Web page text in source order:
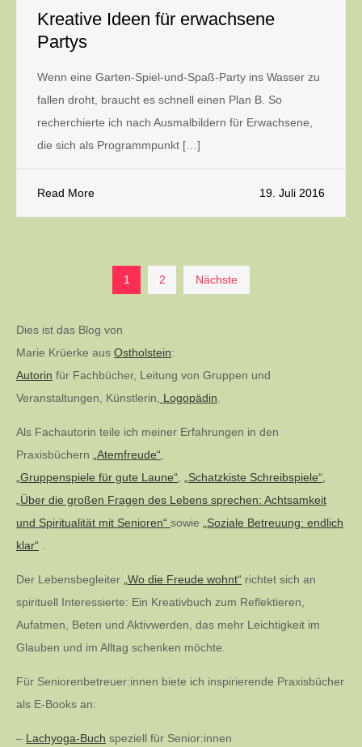
Kreative Ideen für erwachsene
Partys
Wenn eine Garten-Spiel-und-Spaß-Party ins Wasser zu
fallen droht, braucht es schnell einen Plan B. So
recherchierte ich nach Ausmalbildern für Erwachsene,
die sich als Programmpunkt […]
Read More 19. Juli 2016
Seitennummerierung
der
Beiträge
1 2 Nächste
Dies ist das Blog von
Marie Krüerke aus Ostholstein:
Autorin für Fachbücher, Leitung von Gruppen und
Veranstaltungen, Künstlerin,
Logopädin
Als Fachautorin teile ich meiner Erfahrungen in den
Praxisbüchern
„Atemfreude“
„Gruppenspiele für gute Laune“
„Schatzkiste Schreibspiele“,
„Über die großen Fragen des Lebens sprechen: Achtsamkeit
und Spiritualität mit Senioren“ sowie
„Soziale Betreuung: endlich
klar“
Der Lebensbegleiter „Wo die Freude wohnt“ richtet sich an
spirituell Interessierte: Ein Kreativbuch zum Reflektieren,
Aufatmen, Beten und Aktivwerden, das mehr Leichtigkeit im
Glauben und im Alltag schenken möchte.
Für Seniorenbetreuer:innen biete ich inspirierende Praxisbücher
als E-Books an:
– Lachyoga-Buch speziell für Senior:innen